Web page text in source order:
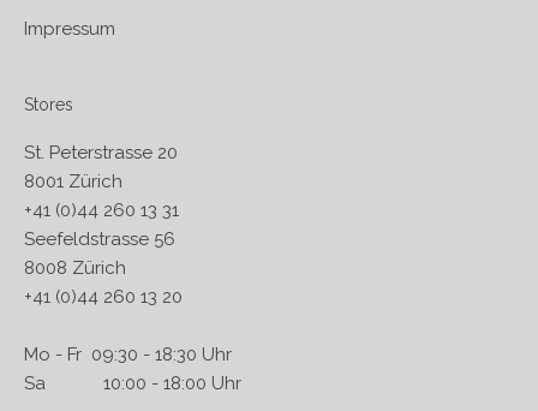
Impressum
Stores
St. Peterstrasse 20
8001 Zürich
+41 (0)44 260 13 31
Seefeldstrasse 56
8008 Zürich
+41 (0)44 260 13 20
Mo - Fr 09:30 - 18:30 Uhr
Sa 10:00 - 18:00 Uhr